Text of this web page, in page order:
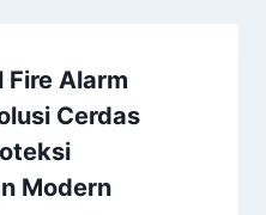
Fire Alarm
Cerdas
Modern